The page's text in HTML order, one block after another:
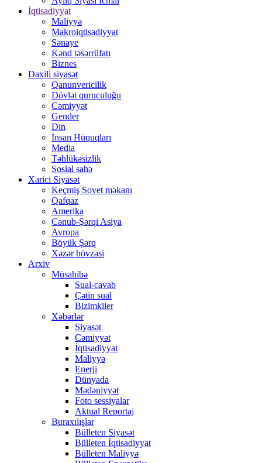
İqtisadiyyat
Maliyyə
Makroiqtisadiyyat
Sənaye
Kənd təsərrüfatı
Biznes
Daxili siyasət
Qanunvericilik
Dövlət quruculuğu
Cəmiyyət
Gender
Din
İnsan Hüquqları
Media
Təhlükəsizlik
Sosial sahə
Xarici Siyasət
Keçmiş Sovet məkanı
Qafqaz
Amerika
Cənub-Şərqi Asiya
Avropa
Böyük Şərq
Xəzər hövzəsi
Arxiv
Müsahibə
Sual-cavab
Çətin sual
Bizimkiler
Xəbərlər
Siyasət
Cəmiyyət
İqtisadiyyat
Maliyyə
Enerji
Dünyada
Mədəniyyət
Foto sessiyalar
Aktual Reportaj
Buraxılışlar
Bülleten Siyasət
Bülleten İqtisadiyyat
Bülleten Maliyyə